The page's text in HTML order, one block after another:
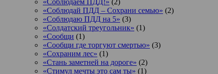
«Соблюдай ПДД – Сохрани семью» (2)
«Соблюдаю ПДД на 5» (3)
«Солдатский треугольник» (1)
«Сообщи (1)
«Сообщи где торгуют смертью» (3)
«Сохраним лес» (1)
«Стань заметней на дороге» (2)
«Стимул мечты это сам ты» (1)